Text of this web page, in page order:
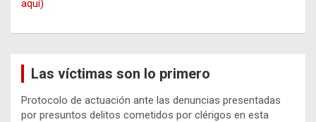
aquí)
Las víctimas son lo primero
Protocolo de actuación ante las denuncias presentadas
por presuntos delitos cometidos por clérigos en esta